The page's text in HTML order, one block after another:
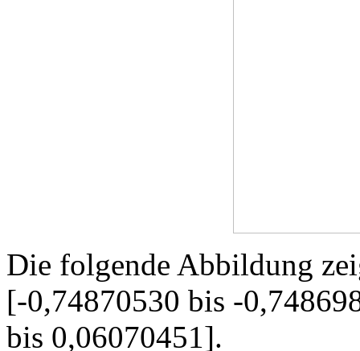
Die folgende Abbildung
[-0,74870530 bis -
bis 0,06070451].